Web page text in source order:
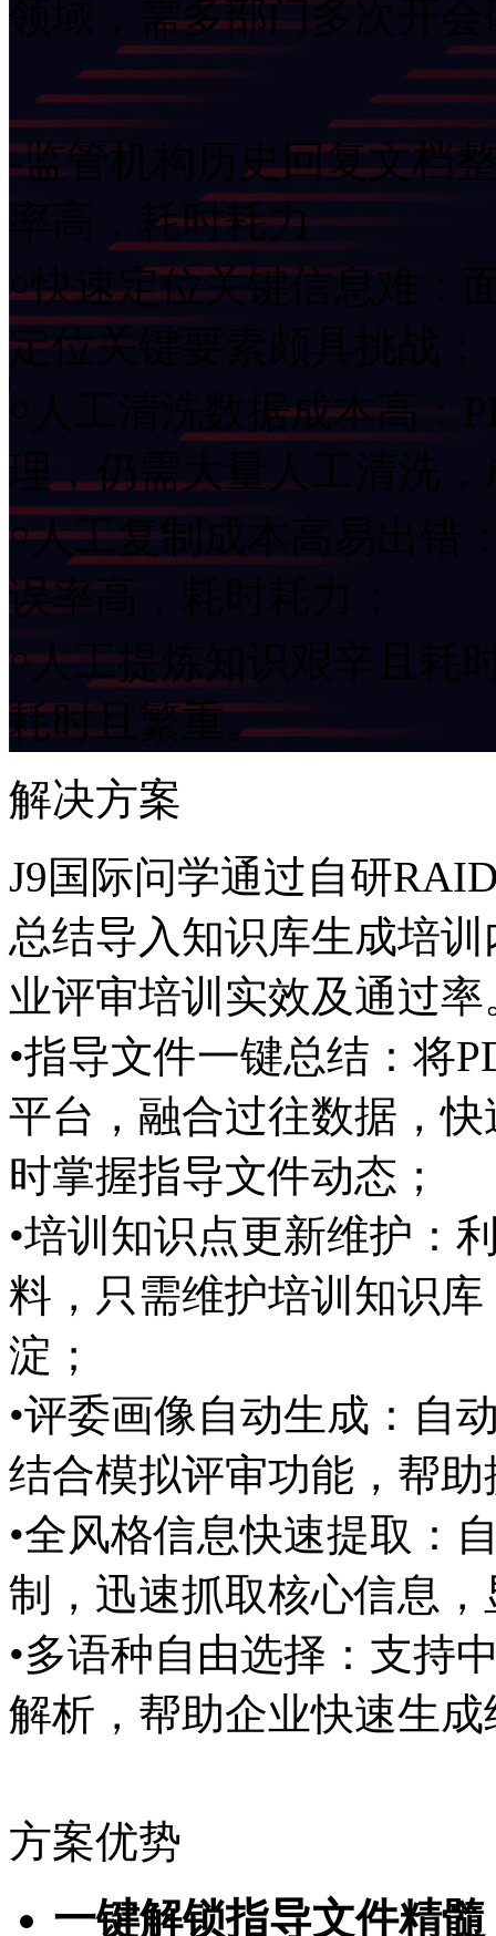
领域，需多部门多次开
-监管机构历史回复文档整
率高，耗时耗力
￮快速定位关键信息难：
定位关键要素颇具挑战；
￮人工清洗数据成本高
理，仍需大量人工清洗
￮人工复制成本高易出错
误率高，耗时耗力；
￮人工提炼知识艰辛且耗时
耗时且繁重。
解决方案
J9国际问学通过自研RAID
总结导入知识库生成培训内
业评审培训实效及通过率
•指导文件一键总结：
平台，融合过往数据
时掌握指导文件动态；
•培训知识点更新维护
料，只需维护培训知识
淀；
•评委画像自动生成：自
结合模拟评审功能，帮
•全风格信息快速提取：
制，迅速抓取核心信息
•多语种自由选择：支持
解析，帮助企业快速生
方案优势
一键解锁指导文件精髓